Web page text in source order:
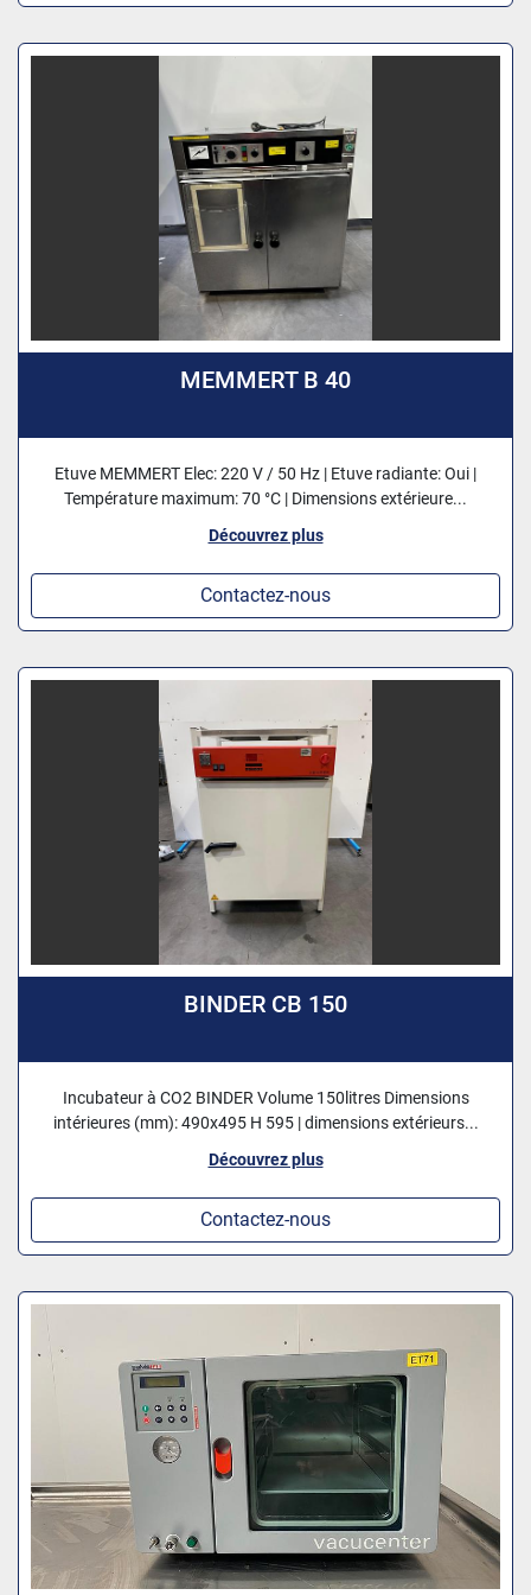
MEMMERT B 40
Etuve MEMMERT Elec: 220 V / 50 Hz | Etuve radiante: Oui |
Température maximum: 70 °C | Dimensions extérieure...
Découvrez plus
Contactez-nous
BINDER CB 150
Incubateur à CO2 BINDER Volume 150litres Dimensions
intérieures (mm): 490x495 H 595 | dimensions extérieurs...
Découvrez plus
Contactez-nous